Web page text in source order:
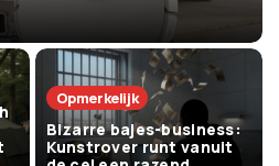
Opmerkelijk
Bizarre bajes-business:
Kunstrover runt vanuit